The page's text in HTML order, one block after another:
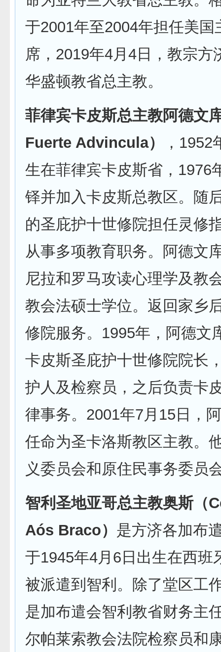
于2001年至2004年担任美国
席，2019年4月4日，教宗方
华盛顿教省总主教。
菲律宾卡皮斯总主教阿德文
Fuerte Advincula）
，
生在菲律宾卡皮斯省，1976
铎并加入卡皮斯总教区。随
的圣庇护十世修院担任灵修
从事多项教育职务。阿德文
尼拉和罗马攻读心理学及教
教会法硕士学位。返回家乡
修院服务。1995年，阿德文
卡皮斯圣庇护十世修院院长
护人及检察员，之后负责卡
律事务。2001年7月15日，
任命为圣卡洛斯教区主教。
义委员会和原住民事务委员
智利圣地亚哥总主教奥斯（
Aós Braco） 是方济各加布
于1945年4月6日出生在西班
被派遣到智利。除了堂区工
是加布遣会智利教省财务主
尔帕莱索教会法院检察员和